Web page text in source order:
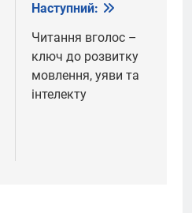
Наступний:
Читання вголос –
ключ до розвитку
мовлення, уяви та
інтелекту